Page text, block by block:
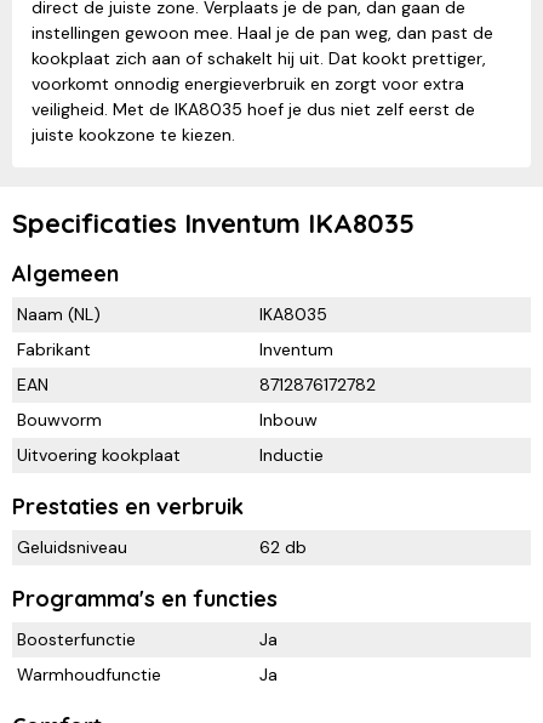
direct de juiste zone. Verplaats je de pan, dan gaan de
instellingen gewoon mee. Haal je de pan weg, dan past de
kookplaat zich aan of schakelt hij uit. Dat kookt prettiger,
voorkomt onnodig energieverbruik en zorgt voor extra
veiligheid. Met de IKA8035 hoef je dus niet zelf eerst de
juiste kookzone te kiezen.
Specificaties Inventum IKA8035
Algemeen
Naam (NL)
IKA8035
Fabrikant
Inventum
EAN
8712876172782
Bouwvorm
Inbouw
Uitvoering kookplaat
Inductie
Prestaties en verbruik
Geluidsniveau 62 db
Programma's en functies
Boosterfunctie
Ja
Warmhoudfunctie
Ja